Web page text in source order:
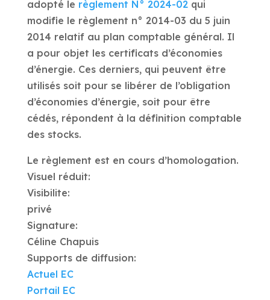
adopté le règlement N° 2024-02qui
modifie le règlement n° 2014-03 du 5 juin
2014 relatif au plan comptable général. Il
a pour objet les certificats d’économies
d’énergie. Ces derniers, qui peuvent être
utilisés soit pour se libérer de l’obligation
d’économies d’énergie, soit pour être
cédés, répondent à la définition comptable
des stocks.
Le règlement est en cours d’homologation.
Visuel réduit:
Visibilite:
privé
Signature:
Céline Chapuis
Supports de diffusion:
Actuel EC
Portail EC